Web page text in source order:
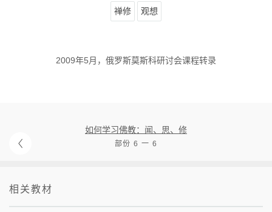
禅修 观想
2009年5月，俄罗斯莫斯科研讨会课程转录
如何学习佛教：闻、思、修
部份 6 一 6
相关教材